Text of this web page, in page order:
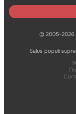
© 2005-2026
Salus populi